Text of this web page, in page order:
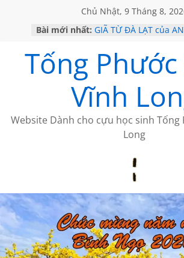
Chủ Nhật, 9 Tháng 8,
Bài mới nhất: GIÃ TỪ ĐÀ LẠT của
KHÔNG ĐỀ 20 CỦA
KHÔNG ĐỀ 19 CỦA
CHÙM THƠ CỦA BÍCH
Tống
Vĩnh
Website Dành cho cựu học sinh Tống
Long